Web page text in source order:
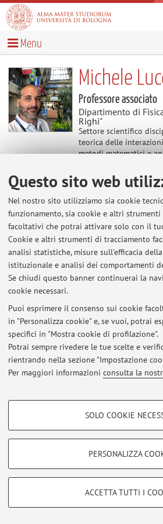
Questo sito web
Nel nostro sito utilizziamo sia cookie
funzionamento, sia cookie e altri
facoltativi che potrai attivare solo con il
Cookie e altri strumenti di tracciamento
analisi statistiche, misure sull'efficacia
istituzionale e analisi dei comportamenti
Se chiudi questo banner continuerai la
cookie necessari.
Puoi esprimere il consenso sui cookie
in "Personalizza cookie" e, se vuoi, potrai
specifici in "Mostra cookie di profilazione".
Potrai sempre rivedere le tue scelte e
rientrando nella sezione "Impostazione
Per maggiori informazioni consulta la
COOKIE DI PROFILAZIONE -
COOKIE TECNICI - NECESSARI
Si tratta di cookie tecnici utilizzati, a titolo
SOLO COOKIE
PERSONALIZZA
ACCETTA TUTTI I
Menu
Michele
Professore associato
Dipartimento di
Righi"
Settore scientifico
teorica delle
metodi matematici e
Contenuti utili
Al momento non sono presenti
Ultimi avvisi
Al momento non sono
Area riservata
Accedi tramiteloginper gestire tutti i
© 2026 - ALMA MATER STUDIORUM -
Zamboni, 33 - 40126 Bologna -